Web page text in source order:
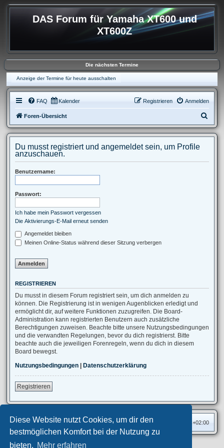
Diese Website nutzt Cookies, um dir den
bestmöglichen Komfort bei der Nutzung zu
bieten. Mehr erfahren
DAS Forum für Yamaha XT600 und
XT600Z
Die nächsten Termine
Anzeige der Termine für heute ausschalten
FAQ Kalender Anmelden
Registrieren
Foren-Übersicht
u
e
Du musst registriert und angemeldet sein, um Profile
anzuschauen.
Benutzername:
Passwort:
Ich habe mein Passwort vergessen
Die Aktivierungs-E-Mail erneut senden
Angemeldet bleiben
Meinen Online-Status während dieser Sitzung verbergen
REGISTRIEREN
Du musst in diesem Forum registriert sein, um dich anmelden zu
können. Die Registrierung ist in wenigen Augenblicken erledigt und
ermöglicht dir, auf weitere Funktionen zuzugreifen. Die Board-
Administration kann registrierten Benutzern auch zusätzliche
Berechtigungen zuweisen. Beachte bitte unsere Nutzungsbedingungen
und die verwandten Regelungen, bevor du dich registrierst. Bitte
beachte auch die jeweiligen Forenregeln, wenn du dich in diesem
Board bewegst.
Nutzungsbedingungen | Datenschutzerklärung
Registrieren
Foren-Übersicht Alle Zeiten sind UTC+02:00